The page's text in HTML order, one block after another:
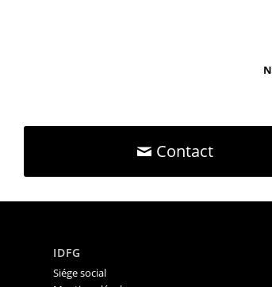
Contact
IDFG
Siége social